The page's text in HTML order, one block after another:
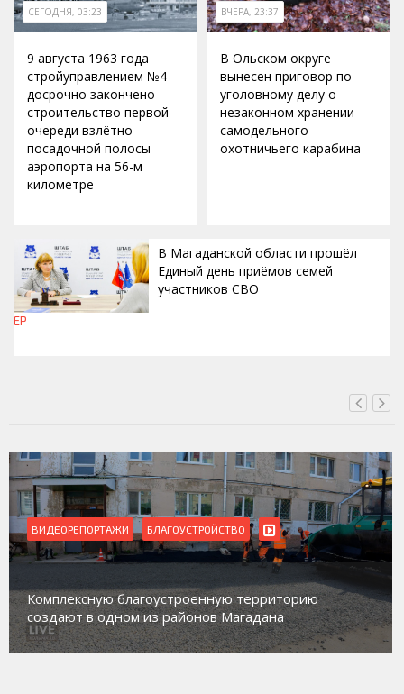
СЕГОДНЯ, 03:23
9 августа 1963 года
стройуправлением №4
досрочно закончено
строительство первой
очереди взлётно-
посадочной полосы
аэропорта на 56-м
километре
ВЧЕРА, 23:37
В Ольском округе
вынесен приговор по
уголовному делу о
незаконном хранении
самодельного
охотничьего карабина
В Магаданской области прошёл
Единый день приёмов семей
участников СВО
ЕР
ВИДЕОРЕПОРТАЖИ БЛАГОУСТРОЙСТВО
Комплексную благоустроенную территорию
создают в одном из районов Магадана